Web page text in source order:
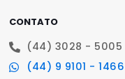
CONTATO
(44) 3028 - 5005
(44) 9 9101 - 1466